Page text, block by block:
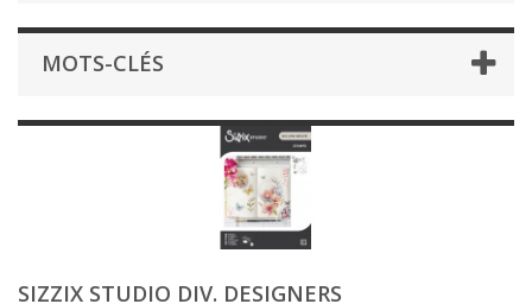
MOTS-CLÉS
SIZZIX STUDIO DIV. DESIGNERS